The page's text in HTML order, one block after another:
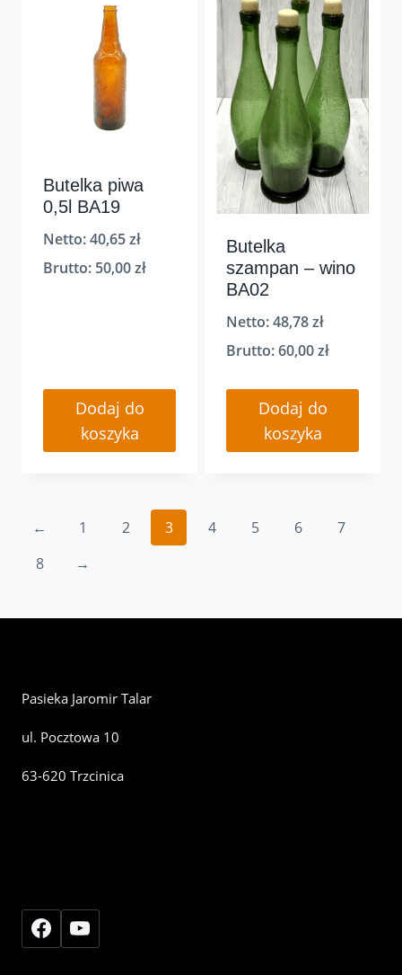
Butelka piwa
0,5l BA19
Netto:40,65zł
Brutto: 50,00zł
Dodaj do
koszyka
Butelka
szampan – wino
BA02
Netto:48,78zł
Brutto:60,00zł
Dodaj do
koszyka
← 1 2 3 4 5 6
7
8
→
Pasieka Jaromir Talar
ul. Pocztowa 10
63-620 Trzcinica